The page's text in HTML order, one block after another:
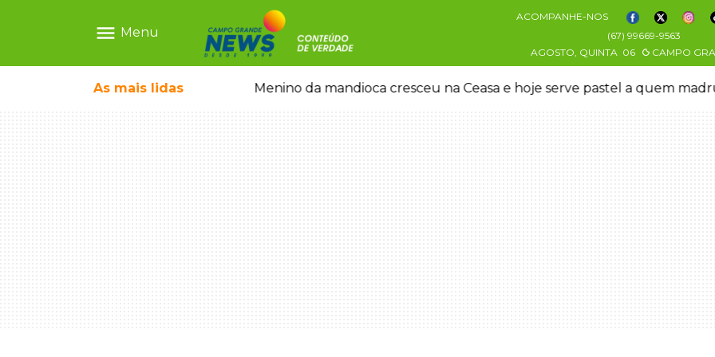
menu Menu
ACOMPANHE-NOS
(67) 99669-9563
AGOSTO, QUINTA 06 CAMPO
As mais lidas
falso e prende pai e filho Menino da mandioca cresceu na Ceasa e hoje serve pastel a quem